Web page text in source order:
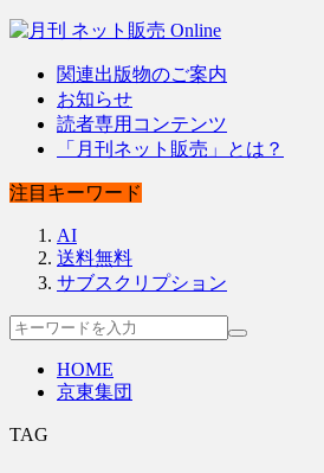
関連出版物のご案内
お知らせ
読者専用コンテンツ
「月刊ネット販売」とは？
注目キーワード
AI
送料無料
サブスクリプション
HOME
京東集団
TAG